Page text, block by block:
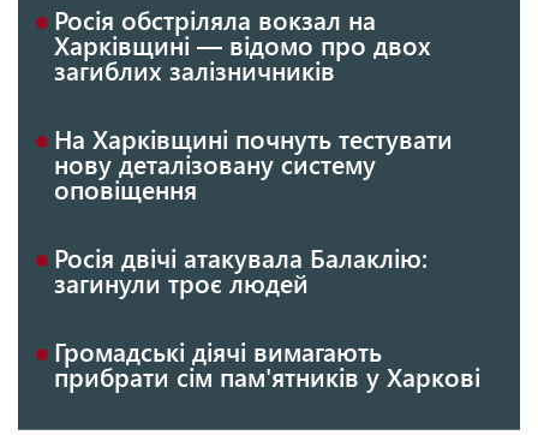
Росія обстріляла вокзал на
Харківщині — відомо про двох
загиблих залізничників
На Харківщині почнуть тестувати
нову деталізовану систему
оповіщення
Росія двічі атакувала Балаклію:
загинули троє людей
Громадські діячі вимагають
прибрати сім пам'ятників у Харкові